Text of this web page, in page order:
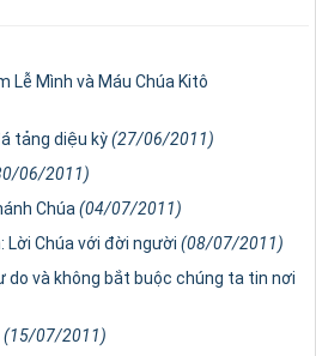
Lễ Mình và Máu Chúa Kitô
tảng diệu kỳ(27/06/2011)
06/2011)
Chúa (04/07/2011)
Lời Chúa với đời người (08/07/2011)
và không bắt buộc chúng ta tin nơi
(15/07/2011)